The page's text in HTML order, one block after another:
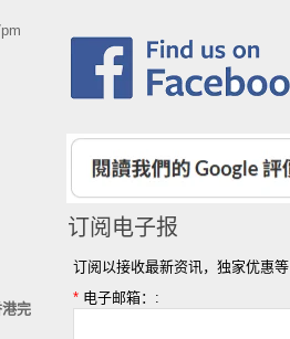
完
订阅电子报
订阅以接收最新资讯，独家优惠等
* 电子邮箱：: